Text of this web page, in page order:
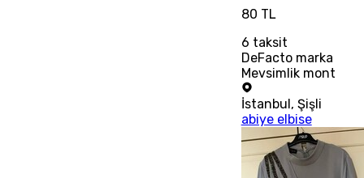
80 TL
6 taksit
DeFacto marka
Mevsimlik mont
İstanbul, Şişli
abiye elbise